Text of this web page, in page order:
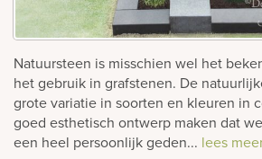
Bekijk
ook:
Natuursteen is misschien wel het
het gebruik in grafstenen. De
grote variatie in soorten en kleuren in
goed esthetisch ontwerp maken dat
een heel persoonlijk geden... lees